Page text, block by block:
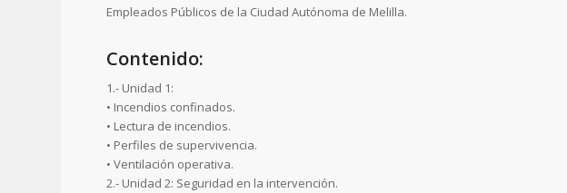
Empleados Públicos de la Ciudad Autónoma de Melilla.
Contenido:
1.- Unidad 1:
• Incendios confinados.
• Lectura de incendios.
• Perfiles de supervivencia.
• Ventilación operativa.
2.- Unidad 2: Seguridad en la intervención.